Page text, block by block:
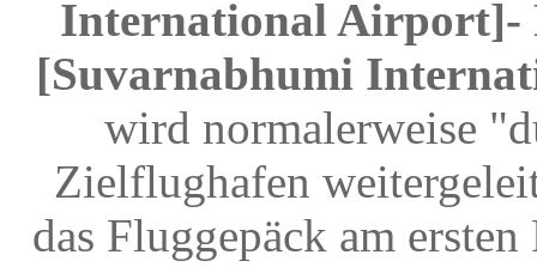
International Airport]-
[Suvarnabhumi
wird normalerweise
Zielflughafen
das Fluggepäck am